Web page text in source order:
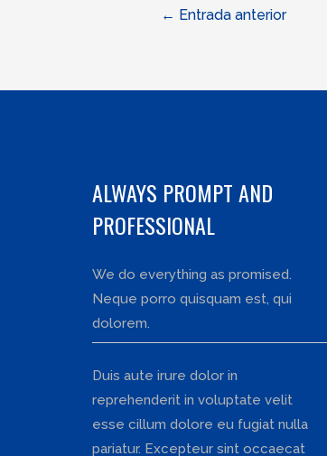
Navegación
← Entrada anterior
ALWAYS PROMPT AND
PROFESSIONAL
We do everything as promised.
Neque porro quisquam est, qui
dolorem.
Duis aute irure dolor in
reprehenderit in voluptate velit
esse cillum dolore eu fugiat nulla
pariatur. Excepteur sint occaecat